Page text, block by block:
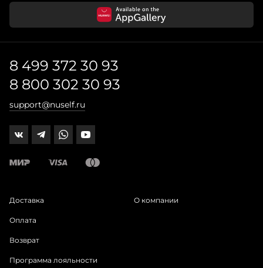
8 499 372 30 93
8 800 302 30 93
support@nuself.ru
Доставка
Оплата
Возврат
Программа лояльности
О компании